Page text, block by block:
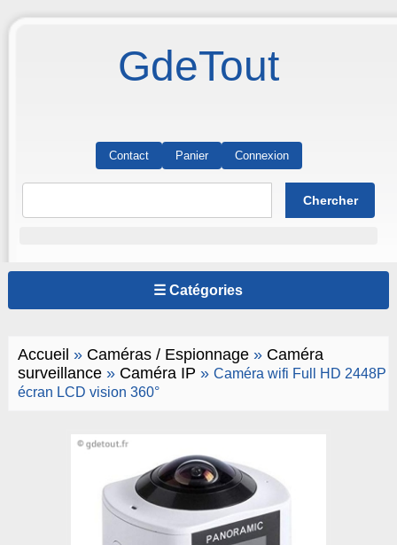
GdeTout
Contact Panier Connexion
☰ Catégories
Accueil » Caméras / Espionnage» Caméra
surveillance» Caméra IP » Caméra wifi Full HD 2448P
écran LCD vision 360°